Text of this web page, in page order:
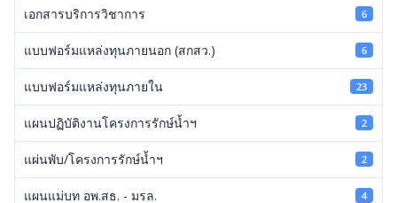
เอกสารบริการวิชาการ 6
แบบฟอร์มแหล่งทุนภายนอก (สกสว.) 6
แบบฟอร์มแหล่งทุนภายใน 23
แผนปฏิบัติงานโครงการรักษ์น้ำฯ 2
แผ่นพับ/โครงการรักษ์น้ำฯ 2
แผนแม่บท อพ.สธ. - มรล. 4